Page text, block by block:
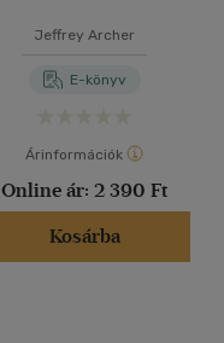
Jeffrey Archer
E-könyv
Árinformációk
Online ár: 2 390 Ft
Kosárba